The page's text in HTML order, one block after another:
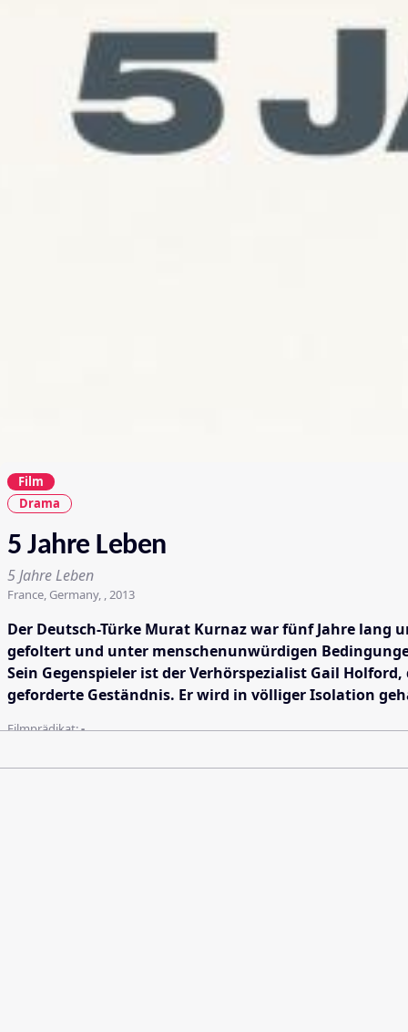
Film
Drama
5 Jahre Leben
5 Jahre Leben
France, Germany, , 2013
Der Deutsch-Türke Murat Kurnaz war fünf Jahre
gefoltert und unter menschenunwürdigen
Sein Gegenspieler ist der Verhörspezialist Gail
geforderte Geständnis. Er wird in völliger Isolation
Filmprädikat:-